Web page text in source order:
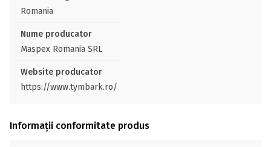
Romania
Nume producator
Maspex Romania SRL
Website producator
https://www.tymbark.ro/
Informații conformitate produs